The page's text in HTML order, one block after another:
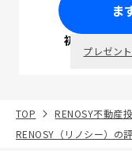
ま
初回面談で
プレゼン
TOP RENOSY不動産
RENOSY（リノシー）の